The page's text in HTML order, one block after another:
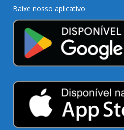
Baixe nosso aplicativo